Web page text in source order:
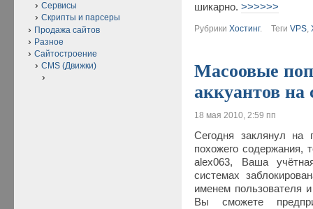
шикарно.>>>>>>
РубрикиХостинг. ТегиVPS ,
Масоовые
аккуантов на
18 мая 2010, 2:59 пп
Сегодня заклянул на
похожего содержания,
alex063, Ваша
системах
именем пользователя
Вы сможете
Сервисы
Скрипты и парсеры
Продажа сайтов
Разное
Сайтостроение
CMS (Движки)